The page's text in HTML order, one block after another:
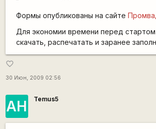
Формы опубликованы на сайте
Для экономии времени перед
скачать, распечатать и заранее
favorite_border
30 Июн, 2009 02:56
АН Temus5